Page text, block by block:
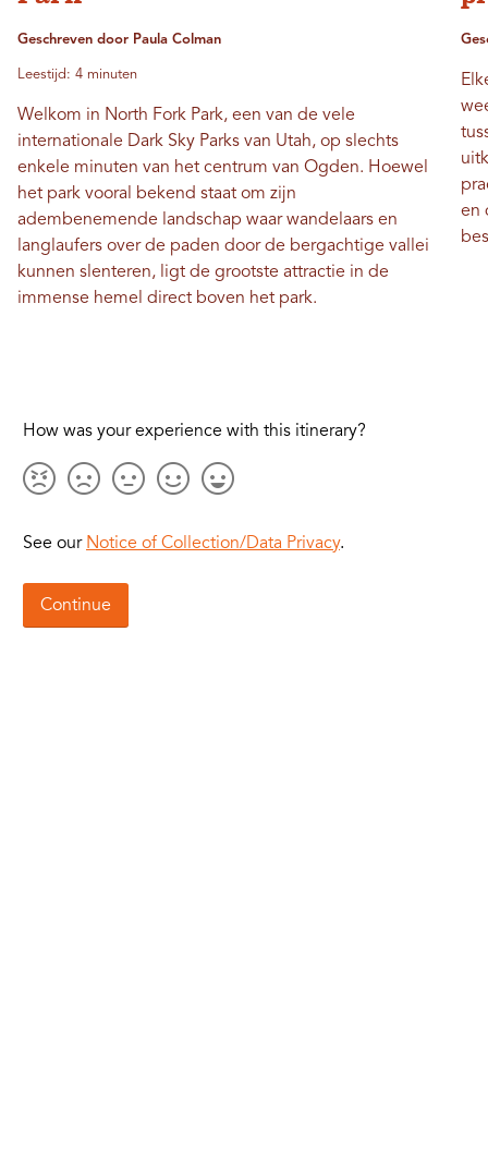
Geschreven door Paula Colman
Leestijd: 4 minuten
Welkom in North Fork Park, een van de vele
internationale Dark Sky Parks van Utah, op slechts
enkele minuten van het centrum van Ogden. Hoewel
het park vooral bekend staat om zijn
adembenemende landschap waar wandelaars en
langlaufers over de paden door de bergachtige vallei
kunnen slenteren, ligt de grootste attractie in de
immense hemel direct boven het park.
en